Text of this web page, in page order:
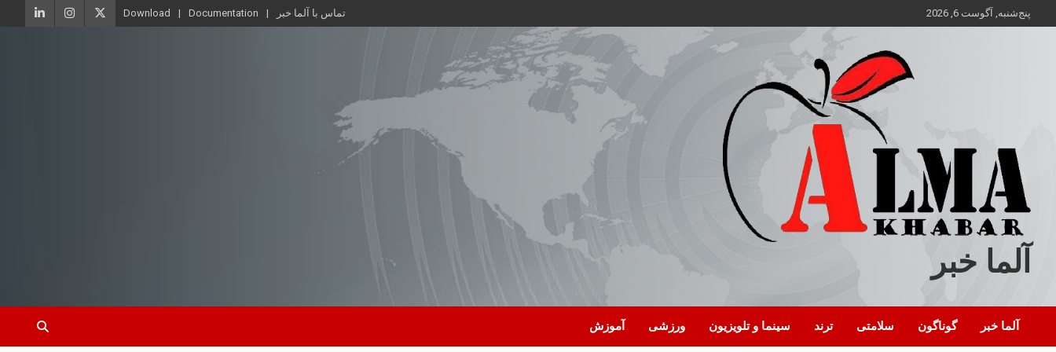
محتوا
پنج‌شنبه, آگوست 6, 2026 تماس با آلما خبر Documentation
Download
آلما خبر
آلما خبر گوناگون سلامتی ترند سینما و تلویزیون ورزشی آموزش